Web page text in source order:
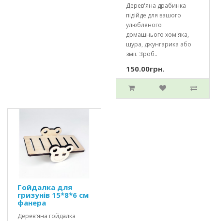
Дерев'яна драбинка
підійде для вашого
улюбленого
домашнього хом'яка,
щура, джунгарика або
змії. Зроб..
150.00грн.
Гойдалка для
гризунів 15*8*6 см
фанера
Дерев'яна гойдалка